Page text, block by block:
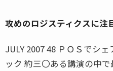
攻めのロジスティクスに注
JULY 2007 48 ＰＯＳでシ
ック 約三〇ある講演の中